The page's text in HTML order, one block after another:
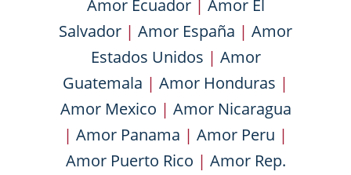
Amor Ecuador| Amor El
Salvador | Amor España | Amor
Estados Unidos | Amor
Guatemala | Amor Honduras |
Amor Mexico | Amor Nicaragua
| Amor Panama | Amor Peru |
Amor Puerto Rico | Amor Rep.